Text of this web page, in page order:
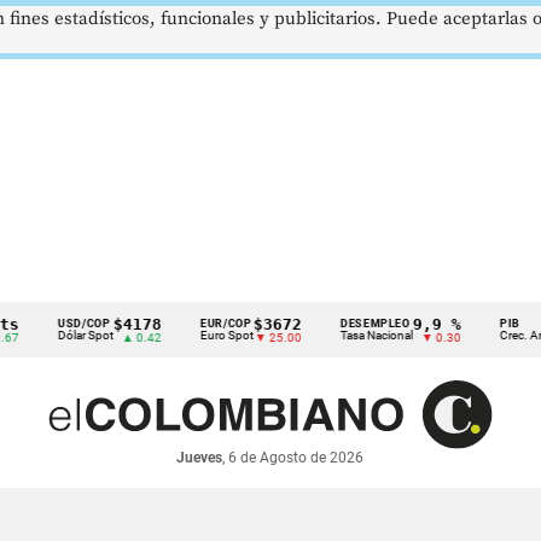
USD/COP
Dólar Spot
$4178
▲ 0.42
EUR/COP
Euro Spot
$3672
▼ 25.00
DESEMPLEO
Tasa Nacional
9,9 %
▼ 0.30 Crec. Anual
Jueves, 6 de Agosto de 2026
estadísticos, funcionales y publicitarios. Puede aceptarlas